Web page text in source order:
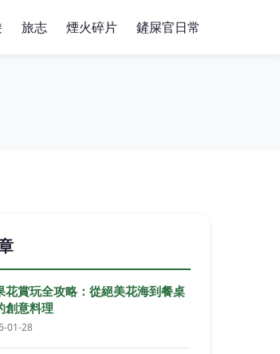
旅志 煙火碎片 鏟屎官日常
花賞玩全攻略：從絕美花海到餐桌
創意料理
01-28